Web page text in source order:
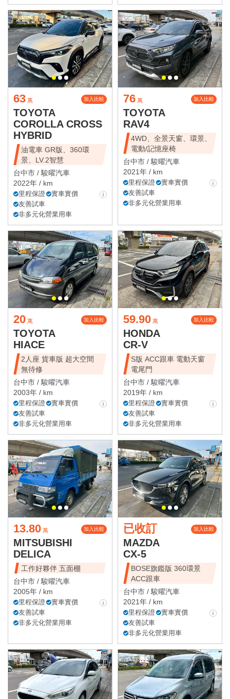
63 萬 加入比較
TOYOTA
COROLLA CROSS
HYBRID
油電車 GR版、360環
景、LV.2智慧
台中市 /駿曜汽車
2022年 / km
里程保證
實車實價
友善試車
非多元化營業用車
76 萬 加入比較
TOYOTA
RAV4
4WD、全景天窗、環景、
電動/記憶座椅
台中市 /駿曜汽車
2021年 / km
里程保證
實車實價
友善試車
非多元化營業用車
20 萬 加入比較
TOYOTA
HIACE
2人座 貨車版 超大空間
無待修
台中市 /駿曜汽車
2003年 / km
里程保證
實車實價
友善試車
非多元化營業用車
59.90 萬 加入比較
HONDA
CR-V
S版 ACC跟車 電動天窗
電尾門
台中市 /駿曜汽車
2019年 / km
里程保證
實車實價
友善試車
非多元化營業用車
13.80 萬 加入比較
MITSUBISHI
DELICA
工作好夥伴 五面棚
台中市 /駿曜汽車
2005年 / km
里程保證
實車實價
友善試車
非多元化營業用車
已收訂 加入比較
MAZDA
CX-5
BOSE旗鑑版 360環景
ACC跟車
台中市 /駿曜汽車
2021年 / km
里程保證
實車實價
友善試車
非多元化營業用車